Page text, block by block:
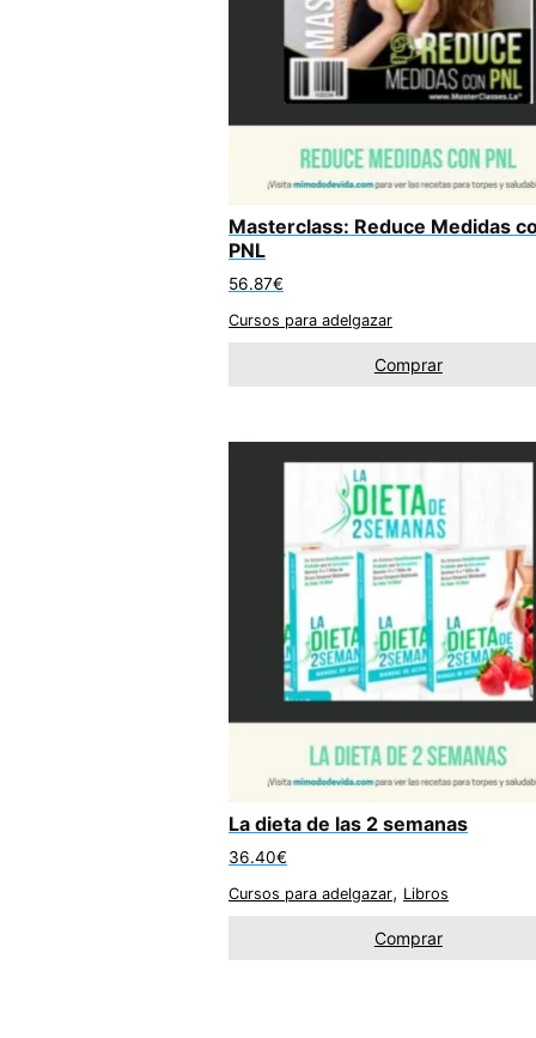
Masterclass: Reduce Medidas
PNL
56.87€
Cursos para adelgazar
Comprar
La dieta de las 2 semanas
36.40€
Cursos para adelgazar, Libros
Comprar